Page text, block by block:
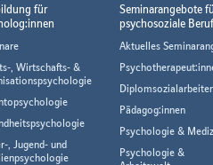
für
, Wirtschafts- &
, Jugend- und
Seminarangebote
psychosoziale
Aktuelles
Pädagog:innen
Psychologie &
Psychologie &